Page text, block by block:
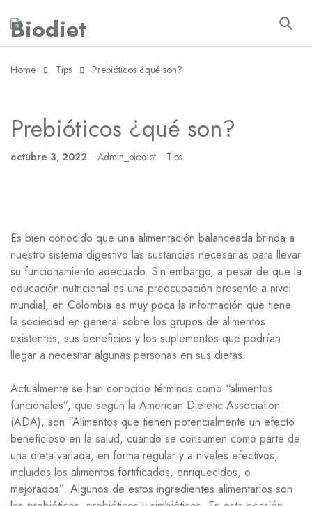
Home Tips Prebióticos ¿qué son?
Prebióticos ¿qué son?
octubre 3, 2022 Admin_biodiet Tips
Es bien conocido que una alimentación balanceada brinda a
nuestro sistema digestivo las sustancias necesarias para llevar
su funcionamiento adecuado. Sin embargo, a pesar de que la
educación nutricional es una preocupación presente a nivel
mundial, en Colombia es muy poca la información que tiene
la sociedad en general sobre los grupos de alimentos
existentes, sus beneficios y los suplementos que podrían
llegar a necesitar algunas personas en sus dietas.
Actualmente se han conocido términos como “alimentos
funcionales”, que según la American Dietetic Association
(ADA), son “Alimentos que tienen potencialmente un efecto
beneficioso en la salud, cuando se consumen como parte de
una dieta variada, en forma regular y a niveles efectivos,
incluidos los alimentos fortificados, enriquecidos, o
mejorados”. Algunos de estos ingredientes alimentarios son